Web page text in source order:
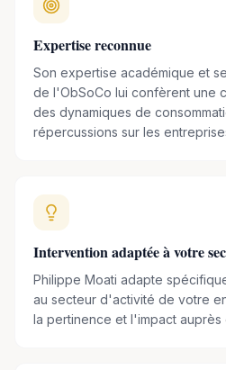
phénomènes de
ses travaux de recherche ont
d'étudiants et ont contribué à
questions essentielles.
Chercheur associé au CNRS,
consommation et de leurs
société. L'ObSoCo, sous son
décideurs économiques et
Auteur de plusieurs ouvrages
Expertise reconnue
Son expertise académique et
de l'ObSoCo lui confèrent une
des dynamiques de
répercussions sur les
Intervention adaptée à votre
Philippe Moati adapte
au secteur d'activité de votre
la pertinence et l'impact